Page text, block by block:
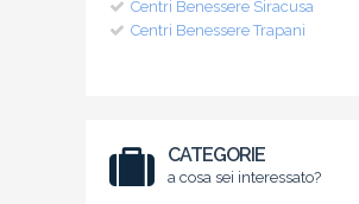
Centri Benessere Siracusa
Centri Benessere Trapani
CATEGORIE
a cosa sei interessato?